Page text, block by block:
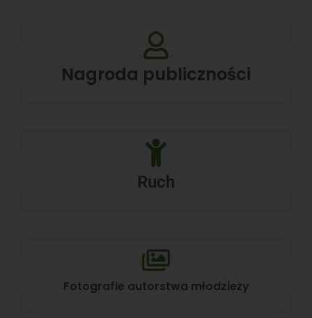
Nagroda publiczności
Ruch
Fotografie autorstwa młodzieży